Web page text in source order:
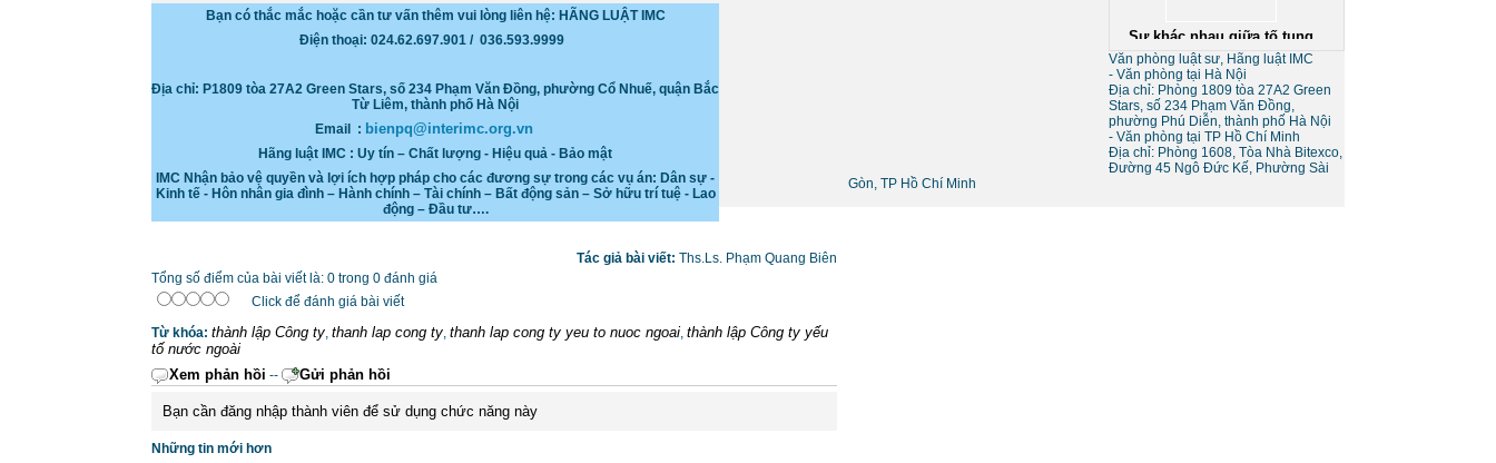
Bạn có thắc mắc hoặc cần tư vấn thêm vui lòng liên hệ: HÃNG LUẬT IMC
Điện thoại: 024.62.697.901 / 036.593.9999
Địa chỉ: P1809 tòa 27A2 Green Stars, số 234 Phạm Văn Đồng, phường Cổ Nhuế, quận Bắc
Từ Liêm, thành phố Hà Nội
Email : bienpq@interimc.org.vn
Hãng luật IMC : Uy tín – Chất lượng - Hiệu quả - Bảo mật
IMC Nhận bảo vệ quyền và lợi ích hợp pháp cho các đương sự trong các vụ án: Dân sự -
Kinh tế - Hôn nhân gia đình – Hành chính – Tài chính – Bất động sản – Sở hữu trí tuệ - Lao
động – Đầu tư….
Tác giả bài viết: Ths.Ls. Phạm Quang Biên
Tổng số điểm của bài viết là: 0 trong 0 đánh giá
Click để đánh giá bài viết
Từ khóa: thành lập Công ty, thanh lap cong ty, thanh lap cong ty yeu to nuoc ngoai, thành lập Công ty yếu
tố nước ngoài
Xem phản hồi -- Gửi phản hồi
Bạn cần đăng nhập thành viên để sử dụng chức năng này
Những tin mới hơn
Văn phòng luật sư, Hãng luật IMC
- Văn phòng tại Hà Nội
Địa chỉ: Phòng 1809 tòa 27A2 Green
Stars, số 234 Phạm Văn Đồng,
phường Phú Diễn, thành phố Hà Nội
- Văn phòng tại TP Hồ Chí Minh
Địa chỉ: Phòng 1608, Tòa Nhà Bitexco,
Đường 45 Ngô Đức Kế, Phường Sài
Gòn, TP Hồ Chí Minh